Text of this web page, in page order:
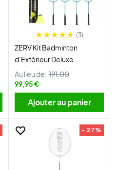
(3)
ZERV Kit Badminton
d’Extérieur Deluxe
Au lieu de: 191,00
99,95 €
Ajouter au panier
- 27%